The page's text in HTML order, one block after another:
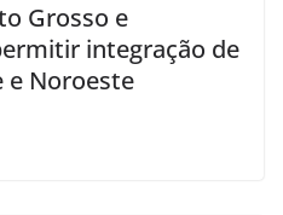
Grosso e
integração de
e Noroeste